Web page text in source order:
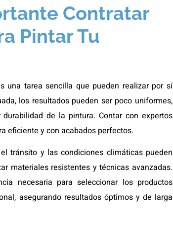
Contratar
Pintar Tu
una tarea sencilla que pueden realizar por sí
los resultados pueden ser poco uniformes,
de la pintura. Contar con expertos
eficiente y con acabados perfectos.
tránsito y las condiciones climáticas pueden
materiales resistentes y técnicas avanzadas.
necesaria para seleccionar los productos
asegurando resultados óptimos y de larga